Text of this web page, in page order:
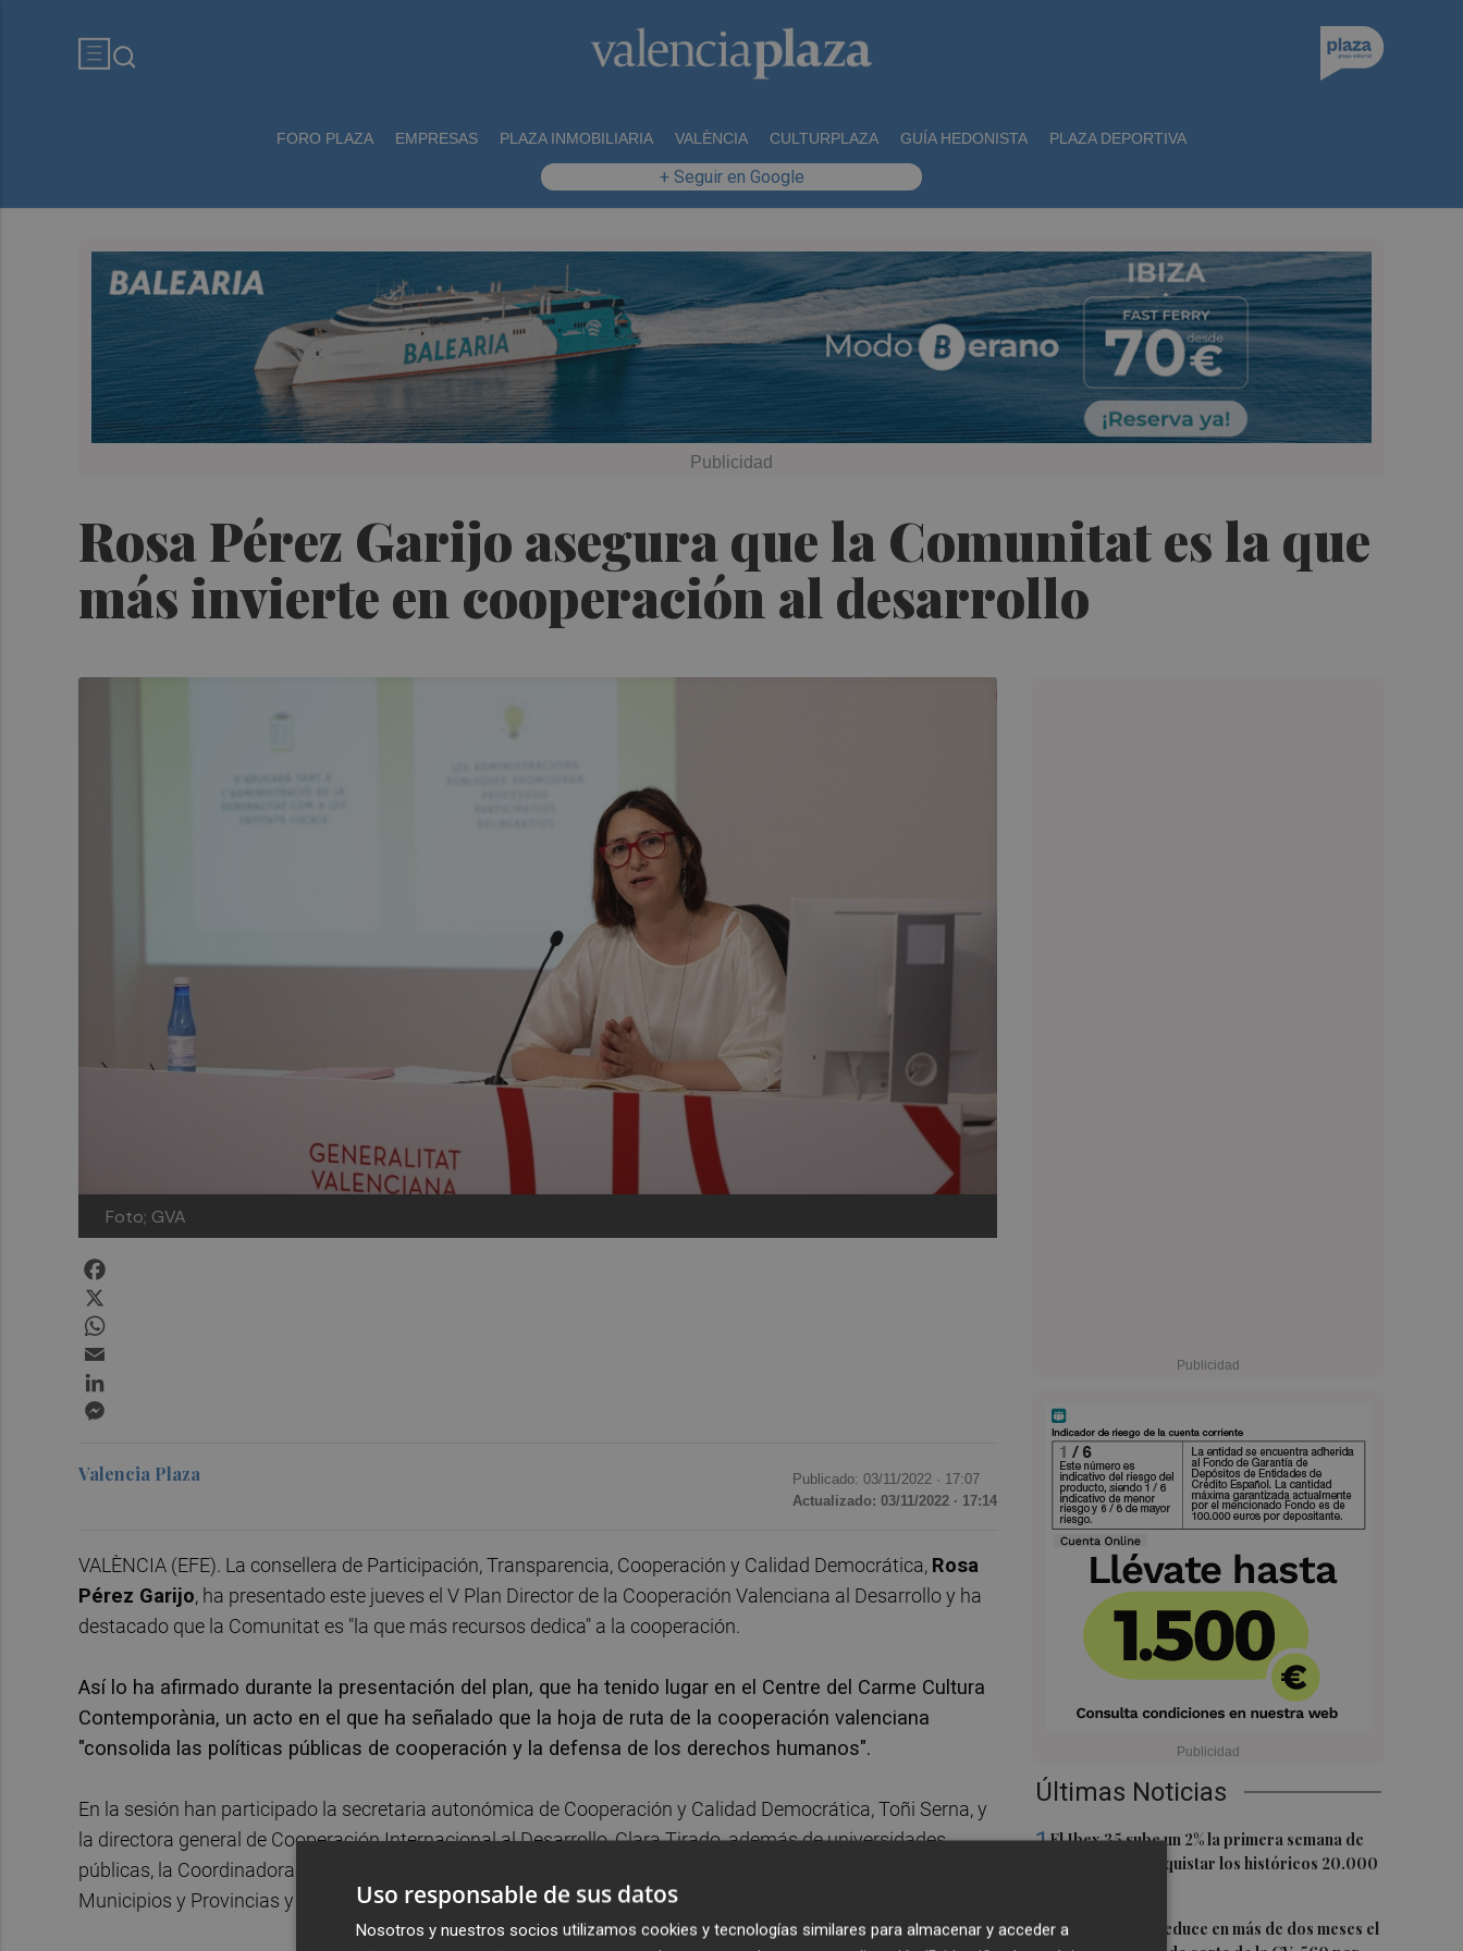
FORO PLAZA EMPRESAS PLAZA INMOBILIARIA VALÈNCIA CULTURPLAZA GUÍA HEDONISTA PLAZA DEPORTIVA
+ Seguir en Google
Rosa Pérez Garijo asegura que la Comunitat es la que
más invierte en cooperación al desarrollo
Foto; GVA
Últimas Noticias
1El Ibex 35 sube un 2% la primera semana de
agosto tras conquistar los históricos 20.000
2La Diputación reduce en más de dos meses el
Valencia Plaza Publicado: 03/11/2022 · 17:07
Actualizado: 03/11/2022 · 17:14
VALÈNCIA (EFE). La consellera de Participación, Transparencia, Cooperación y Calidad Democrática, Rosa
Pérez Garijo, ha presentado este jueves el V Plan Director de la Cooperación Valenciana al Desarrollo y ha
destacado que la Comunitat es "la que más recursos dedica" a la cooperación.
Así lo ha afirmado durante la presentación del plan, que ha tenido lugar en el Centre del Carme Cultura
Contemporània, un acto en el que ha señalado que la hoja de ruta de la cooperación valenciana
"consolida las políticas públicas de cooperación y la defensa de los derechos humanos".
En la sesión han participado la secretaria autonómica de Cooperación y Calidad Democrática, Toñi Serna, y
la directora general de Cooperación Internacional al Desarrollo, Clara Tirado, además de universidades
públicas, la Coordinadora Valenciana de ONGD, Fons Valencià per la Solidaritat, la Federación Valenciana de
Municipios y Provincias y la Confederación de Cooperativas.
Uso responsable de sus datos
Nosotros y nuestros socios utilizamos cookies y tecnologías similares para almacenar y acceder a